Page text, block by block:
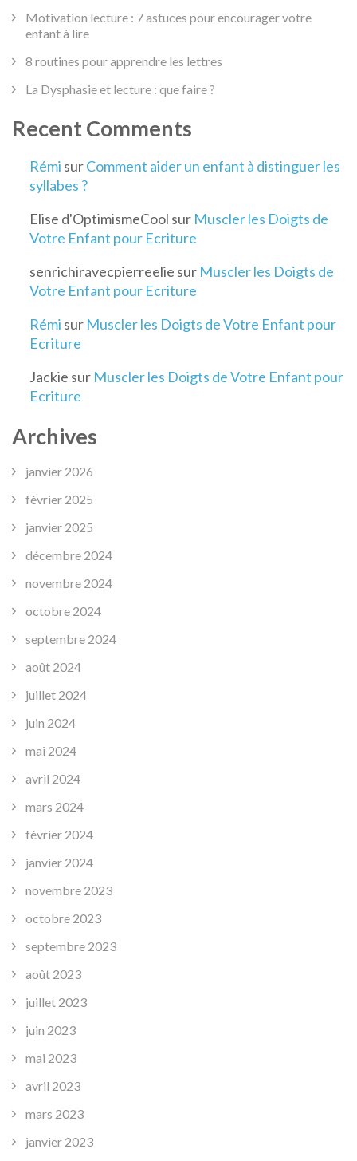
Motivation lecture : 7 astuces pour encourager votre
enfant à lire
8 routines pour apprendre les lettres
La Dysphasie et lecture : que faire ?
Recent Comments
Rémi surComment aider un enfant à distinguer les
syllabes ?
Elise d'OptimismeCool sur Muscler les Doigts de
Votre Enfant pour Ecriture
senrichiravecpierreelie sur Muscler les Doigts de
Votre Enfant pour Ecriture
Rémi sur Muscler les Doigts de Votre Enfant pour
Ecriture
Jackie sur Muscler les Doigts de Votre Enfant pour
Ecriture
Archives
janvier 2026
février 2025
janvier 2025
décembre 2024
novembre 2024
octobre 2024
septembre 2024
août 2024
juillet 2024
juin 2024
mai 2024
avril 2024
mars 2024
février 2024
janvier 2024
novembre 2023
octobre 2023
septembre 2023
août 2023
juillet 2023
juin 2023
mai 2023
avril 2023
mars 2023
janvier 2023